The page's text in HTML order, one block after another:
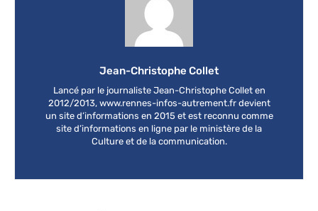
Jean-Christophe Collet
Lancé par le journaliste Jean-Christophe Collet en
2012/2013, www.rennes-infos-autrement.fr devient
un site d’informations en 2015 et est reconnu comme
site d’informations en ligne par le ministère de la
Culture et de la communication.